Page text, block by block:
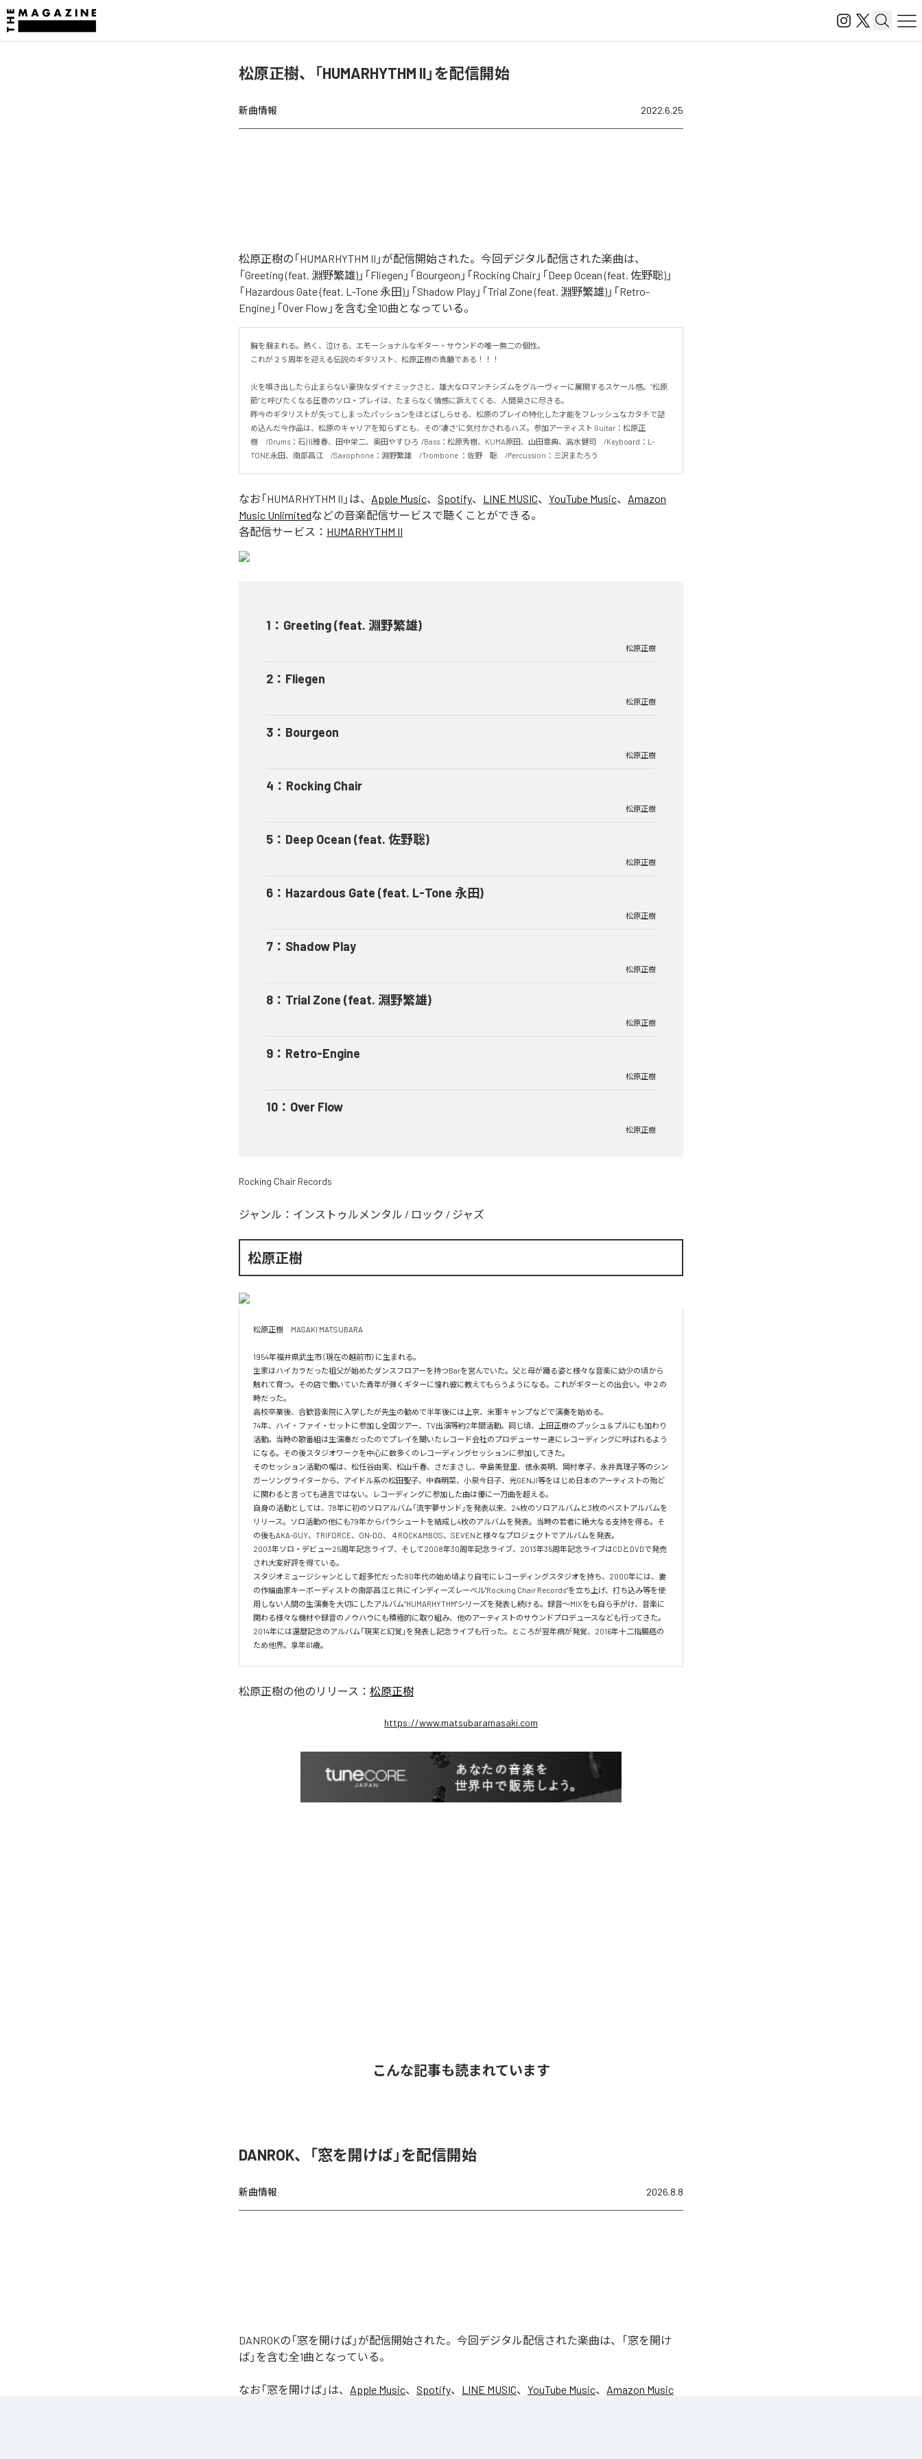
松原正樹、「HUMARHYTHM II」を配信開始
新曲情報 2022.6.25
松原正樹の「HUMARHYTHM II」が配信開始された。今回デジタル配信された楽曲は、
「Greeting (feat. 淵野繁雄)」「Fliegen」「Bourgeon」「Rocking Chair」「Deep Ocean (feat. 佐野聡)」
「Hazardous Gate (feat. L-Tone 永田)」「Shadow Play」「Trial Zone (feat. 淵野繁雄)」「Retro-
Engine」「Over Flow」を含む全10曲となっている。
胸を掴まれる。熱く、泣ける、エモーショナルなギター・サウンドの唯一無二の個性。
これが２５周年を迎える伝説のギタリスト、松原正樹の真髄である！！！
火を噴き出したら止まらない豪快なダイナミックさと、雄大なロマンチシズムをグルーヴィーに展開するスケール感。”松原
節”と呼びたくなる圧巻のソロ・プレイは、たまらなく情感に訴えてくる、人間臭さに尽きる。
昨今のギタリストが失ってしまったパッションをほとばしらせる、松原のプレイの特化した才能をフレッシュなカタチで詰
め込んだ今作品は、松原のキャリアを知らずとも、その”凄さ”に気付かされるハズ。参加アーティスト Guitar：松原正
樹　/Drums：石川雅春、田中栄二、奥田やすひろ  /Bass：松原秀樹、KUMA原田、山田章典、高水健司　/Keyboard：L-
TONE永田、南部昌江　/Saxophone：淵野繁雄　/Trombone ：佐野　聡　/Percussion：三沢またろう
なお「HUMARHYTHM II 」は、 Apple Music、 Spotify、 LINE MUSIC、 YouTube Music、 Amazon
Music Unlimitedなどの音楽配信サービスで聴くことができる。
各配信サービス： HUMARHYTHM II
1 ： Greeting (feat. 淵野繁雄)
松原正樹
2 ： Fliegen
松原正樹
3 ： Bourgeon
松原正樹
4 ： Rocking Chair
松原正樹
5 ： Deep Ocean (feat. 佐野聡)
松原正樹
6 ： Hazardous Gate (feat. L-Tone 永田)
松原正樹
7 ： Shadow Play
松原正樹
8 ： Trial Zone (feat. 淵野繁雄)
松原正樹
9 ： Retro-Engine
松原正樹
10 ： Over Flow
松原正樹
Rocking Chair Records
ジャンル： インストゥルメンタル / ロック / ジャズ
松原正樹
松原正樹　MASAKI MATSUBARA
1954年福井県武生市（現在の越前市）に生まれる。
生家はハイカラだった祖父が始めたダンスフロアーを持つBarを営んでいた。父と母が踊る姿と様々な音楽に幼少の頃から
触れて育つ。その店で働いていた青年が弾くギターに憧れ彼に教えてもらうようになる。これがギターとの出会い。中２の
時だった。
高校卒業後、合歓音楽院に入学したが先生の勧めで半年後には上京、米軍キャンプなどで演奏を始める。
74年、ハイ・ファイ・セットに参加し全国ツアー、TV出演等約2年間活動。同じ頃、上田正樹のプッシュ＆プルにも加わり
活動。当時の歌番組は生演奏だったのでプレイを聞いたレコード会社のプロデューサー達にレコーディングに呼ばれるよう
になる。その後スタジオワークを中心に数多くのレコーディングセッションに参加してきた。
そのセッション活動の幅は、松任谷由実、松山千春、さだまさし、辛島美登里、徳永英明、岡村孝子、永井真理子等のシン
ガーソングライターから、アイドル系の松田聖子、中森明菜、小泉今日子、光GENJI等をはじめ日本のアーティストの殆ど
に関わると言っても過言ではない。レコーディングに参加した曲は優に一万曲を超える。
自身の活動としては、78年に初のソロアルバム「流宇夢サンド」を発表以来、24枚のソロアルバムと3枚のベストアルバムを
リリース。ソロ活動の他にも79年からパラシュートを結成し4枚のアルバムを発表。当時の若者に絶大なる支持を得る。そ
の後もAKA-GUY、TRIFORCE、ON-DO、４ROCKAMBOS、SEVENと様々なプロジェクトでアルバムを発表。
2003年ソロ・デビュー25周年記念ライブ、そして2008年30周年記念ライブ、2013年35周年記念ライブはCDとDVDで発売
され大変好評を得ている。
スタジオミュージシャンとして超多忙だった80年代の始め頃より自宅にレコーディングスタジオを持ち、2000年には、妻
の作編曲家キーボーディストの南部昌江と共にインディーズレーベル"Rocking Chair Records”を立ち上げ、打ち込み等を使
用しない人間の生演奏を大切にしたアルバム”HUMARHYTHM"シリーズを発表し続ける。録音～MIXをも自ら手がけ、音楽に
関わる様々な機材や録音のノウハウにも積極的に取り組み、他のアーティストのサウンドプロデュースなども行ってきた。
2014年には還暦記念のアルバム「現実と幻覚」を発表し記念ライブも行った。ところが翌年病が発覚、2016年十二指腸癌の
ため他界。享年61歳。
松原正樹の他のリリース： 松原正樹
https://www.matsubaramasaki.com
こんな記事も読まれています
DANROK、「窓を開けば」を配信開始
新曲情報 2026.8.8
DANROKの「窓を開けば」が配信開始された。今回デジタル配信された楽曲は、「窓を開け
ば」を含む全1曲となっている。
なお「窓を開けば 」は、 Apple Music、 Spotify、 LINE MUSIC、 YouTube Music、 Amazon Music